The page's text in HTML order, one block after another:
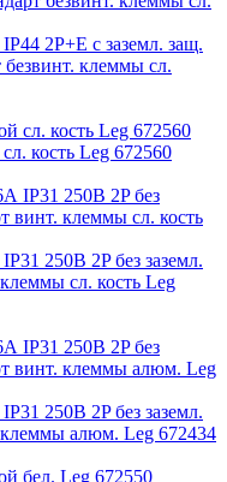
2P+E с заземл. защ.
клеммы сл.
кость Leg 672560
250В 2P без заземл.
сл. кость Leg
250В 2P без заземл.
алюм. Leg 672434